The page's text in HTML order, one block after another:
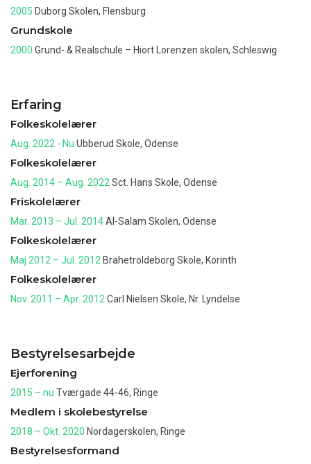
2005 Duborg Skolen, Flensburg
Grundskole
2000 Grund- & Realschule – Hiort Lorenzen skolen, Schleswig
Erfaring
Folkeskolelærer
Aug. 2022 - Nu Ubberud Skole, Odense
Folkeskolelærer
Aug. 2014 – Aug. 2022 Sct. Hans Skole, Odense
Friskolelærer
Mar. 2013 – Jul. 2014Al-Salam Skolen, Odense
Folkeskolelærer
Maj 2012 – Jul. 2012 Brahetroldeborg Skole, Korinth
Folkeskolelærer
Nov. 2011 – Apr. 2012 Carl Nielsen Skole, Nr. Lyndelse
Bestyrelsesarbejde
Ejerforening
2015 – nu Tværgade 44-46, Ringe
Medlem i skolebestyrelse
2018 – Okt. 2020 Nordagerskolen, Ringe
Bestyrelsesformand